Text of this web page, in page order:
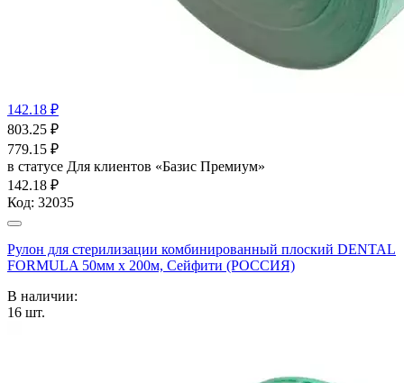
142.18 ₽
803.25 ₽
779.15 ₽
в статусе Для клиентов «Базис Премиум»
142.18 ₽
Код: 32035
Рулон для стерилизации комбинированный плоский DENTAL
FORMULA 50мм х 200м, Сейфити (РОССИЯ)
В наличии:
16 шт.